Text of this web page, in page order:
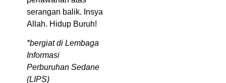
serangan balik. Insya
Allah. Hidup Buruh!
*bergiat di Lembaga
Informasi
Perburuhan Sedane
(LIPS)